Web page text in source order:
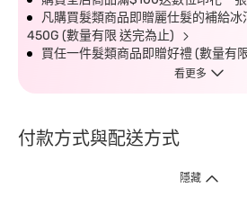
凡購買髮類商品即贈麗仕髮的補給
450G (數量有限 送完為止)
買任一件髮類商品即贈好禮 (數量有
看更多
付款方式與配送方式
隱藏